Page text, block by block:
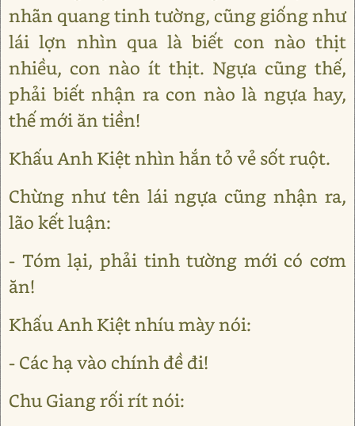
nhãn quang tinh tường, cũng giống như
lái lợn nhìn qua là biết con nào thịt
nhiều, con nào ít thịt. Ngựa cũng thế,
phải biết nhận ra con nào là ngựa hay,
thế mới ăn tiền!
Khấu Anh Kiệt nhìn hắn tỏ vẻ sốt ruột.
Chừng như tên lái ngựa cũng nhận ra,
lão kết luận:
- Tóm lại, phải tinh tường mới có cơm
ăn!
Khấu Anh Kiệt nhíu mày nói:
- Các hạ vào chính đề đi!
Chu Giang rối rít nói: